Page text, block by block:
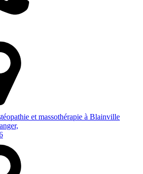
et massothérapie à Blainville